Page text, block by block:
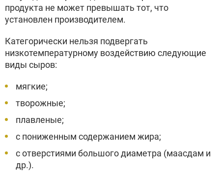
продукта не может превышать тот, что
установлен производителем.
Категорически нельзя подвергать
низкотемпературному воздействию следующие
виды сыров:
мягкие;
творожные;
плавленые;
с пониженным содержанием жира;
с отверстиями большого диаметра (маасдам и
др.).